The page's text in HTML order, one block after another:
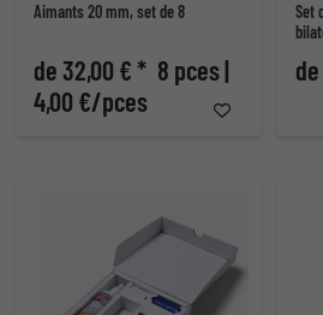
Aimants 20 mm, set de 8
de 32,00 € * 8 pces |
4,00 €/pces
Set